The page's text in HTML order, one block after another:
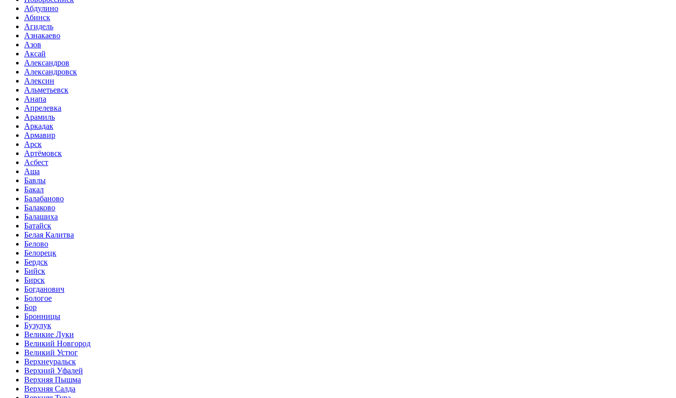
Абдулино
Абинск
Агидель
Азнакаево
Азов
Аксай
Александров
Александровск
Алексин
Альметьевск
Анапа
Апрелевка
Арамиль
Аркадак
Армавир
Арск
Артёмовск
Асбест
Аша
Бавлы
Бакал
Балабаново
Балаково
Балашиха
Батайск
Белая Калитва
Белово
Белорецк
Бердск
Бийск
Бирск
Богданович
Бологое
Бор
Бронницы
Бузулук
Великие Луки
Великий Новгород
Великий Устюг
Верхнеуральск
Верхний Уфалей
Верхняя Пышма
Верхняя Салда